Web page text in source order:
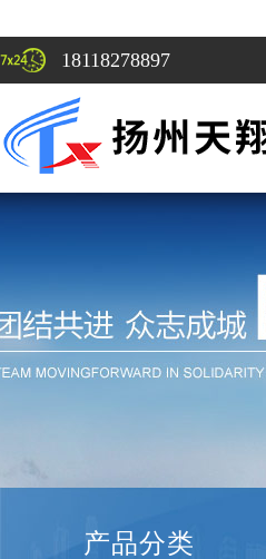
18118278897
产品分类